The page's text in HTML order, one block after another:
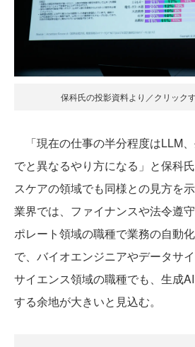
保科氏の投影資料より／クリック
「現在の仕事の半分程度はLLM
でと異なるやり方になる」と保科
スケアの領域でも同様との見方を
業界では、ファイナンスや法令遵
ポレート領域の職種で業務の自動
で、バイオエンジニアやデータサ
サイエンス領域の職種でも、生成
する余地が大きいと見込む。